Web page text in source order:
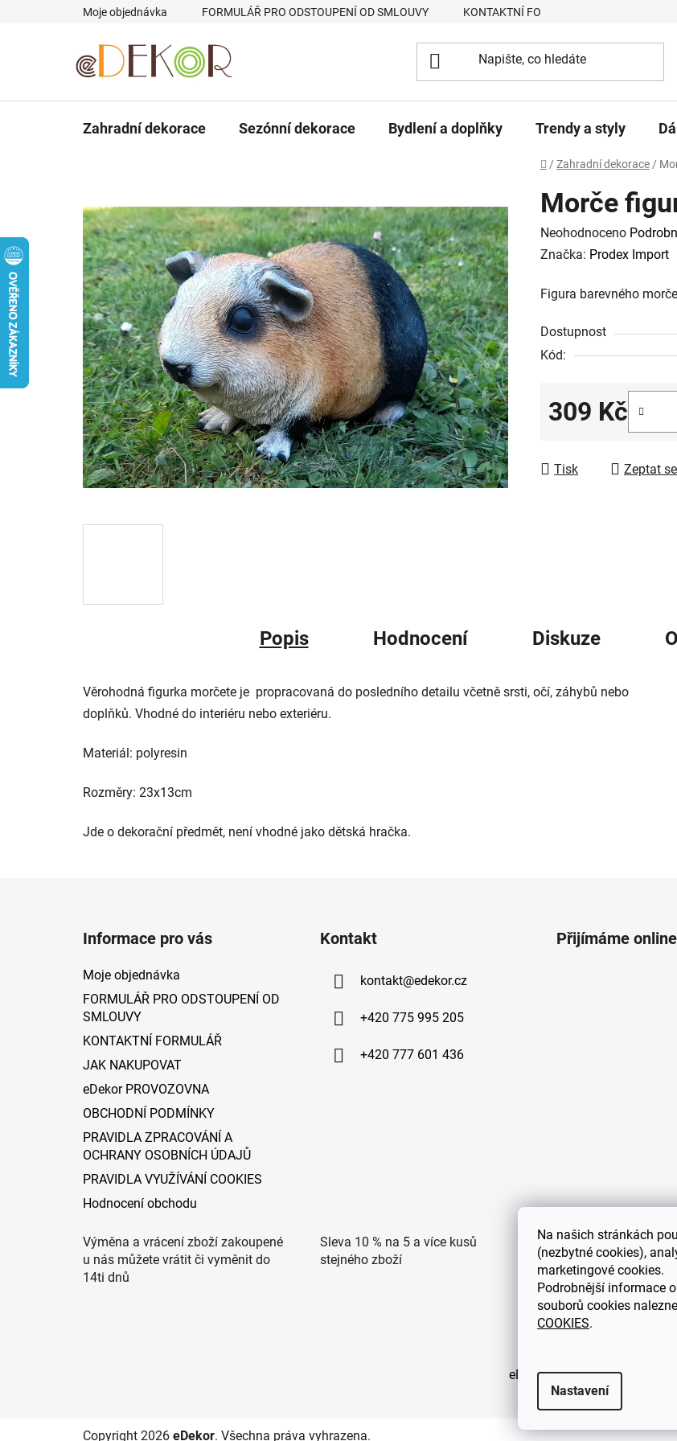
Na našich stránkách
(nezbytné cookies),
marketingové cookies.
Podrobnější informace
souborů cookies
COOKIES.
Nastavení
Moje objednávka FORMULÁŘ PRO ODSTOUPENÍ OD SMLOUVY KONTAKTNÍ FORMULÁŘ
Zahradní dekorace Sezónní dekorace Bydlení a doplňky Trendy a styly
Domů
/ Zahradní dekorace /
Morče
Průměrné
hodnocení
je
z
5
Neohodnoceno
Značka: Prodex Import
Figura barevného
Dostupnost
Kód:
309 Kč
Tisk Zeptat se
Popis Hodnocení Diskuze
Věrohodná figurka morčete je propracovaná do posledního detailu včetně srsti, očí, záhybů nebo
doplňků. Vhodné do interiéru nebo exteriéru.
Materiál: polyresin
Rozměry: 23x13cm
Jde o dekorační předmět, není vhodné jako dětská hračka.
Informace pro vás
Moje objednávka
FORMULÁŘ PRO ODSTOUPENÍ OD
SMLOUVY
KONTAKTNÍ FORMULÁŘ
JAK NAKUPOVAT
eDekor PROVOZOVNA
OBCHODNÍ PODMÍNKY
PRAVIDLA ZPRACOVÁNÍ A
OCHRANY OSOBNÍCH ÚDAJŮ
PRAVIDLA VYUŽÍVÁNÍ COOKIES
Hodnocení obchodu
Kontakt
kontakt@edekor.cz
+420 775 995 205
+420 777 601 436
Přijímáme
Výměna a vrácení zboží zakoupené
u nás můžete vrátit či vyměnit do
14ti dnů
Sleva 10 % na 5 a více kusů
stejného zboží
Doprava po ČR
objednávky nad
eDEKOR.cz
Copyright 2026 eDekor. Všechna práva vyhrazena.